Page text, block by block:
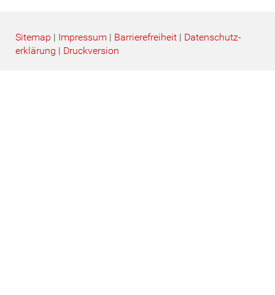
Sitemap | Impressum | Barrierefreiheit | Datenschutz­
erklärung | Druckversion